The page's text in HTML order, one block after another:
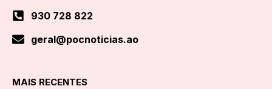
930 728 822
geral@pocnoticias.ao
MAIS RECENTES